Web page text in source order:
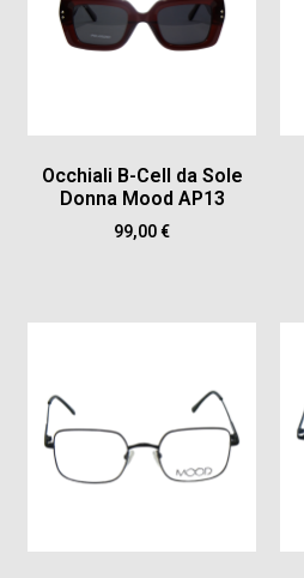
Occhiali B-Cell da Sole
Donna Mood AP13
99,00€